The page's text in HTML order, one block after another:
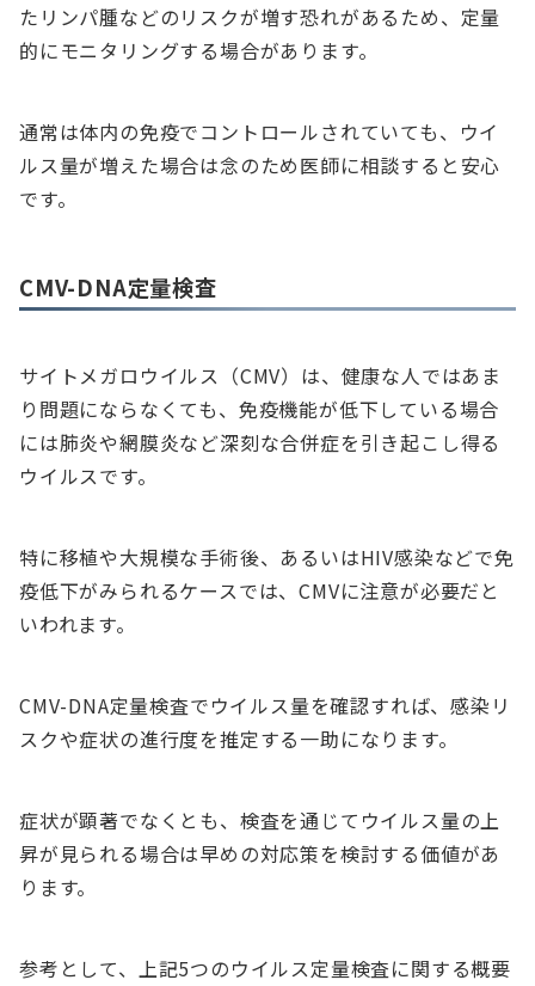
たリンパ腫などのリスクが増す恐れがあるため、定量
的にモニタリングする場合があります。
通常は体内の免疫でコントロールされていても、ウイ
ルス量が増えた場合は念のため医師に相談すると安心
です。
CMV-DNA定量検査
サイトメガロウイルス（CMV）は、健康な人ではあま
り問題にならなくても、免疫機能が低下している場合
には肺炎や網膜炎など深刻な合併症を引き起こし得る
ウイルスです。
特に移植や大規模な手術後、あるいはHIV感染などで免
疫低下がみられるケースでは、CMVに注意が必要だと
いわれます。
CMV-DNA定量検査でウイルス量を確認すれば、感染リ
スクや症状の進行度を推定する一助になります。
症状が顕著でなくとも、検査を通じてウイルス量の上
昇が見られる場合は早めの対応策を検討する価値があ
ります。
参考として、上記5つのウイルス定量検査に関する概要